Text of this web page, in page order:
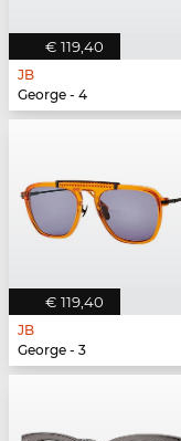
€ 119,40
JB
George - 4
€ 119,40
JB
George - 3